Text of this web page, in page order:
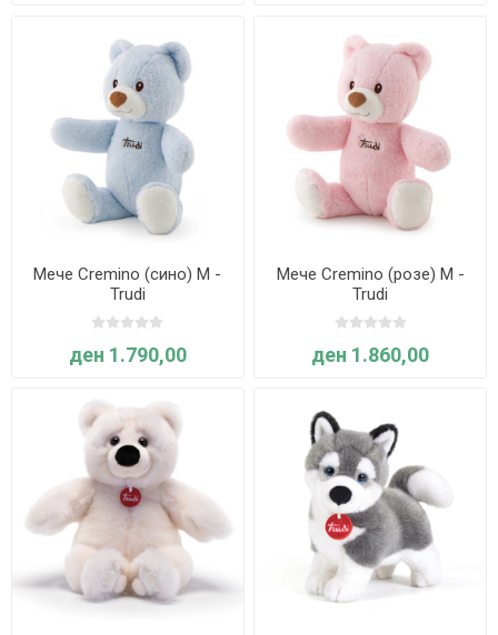
Мече Cremino (сино) M -
Trudi
ден 1.790,00
Мече Cremino (розе) M -
Trudi
ден 1.860,00